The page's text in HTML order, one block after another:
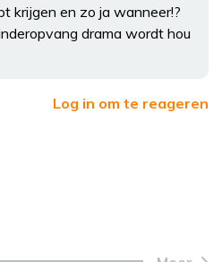
krijgen en zo ja wanneer!?
drama wordt hou
Log in om te reageren